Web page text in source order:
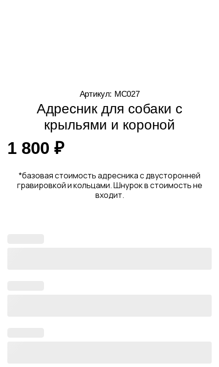
Артикул: MC027
Адресник для собаки с
крыльями и короной
1 800 ₽
*базовая стоимость адресника с двусторонней
гравировкой и кольцами. Шнурок в стоимость не
входит.